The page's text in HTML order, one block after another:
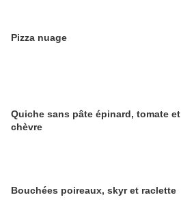
Pizza nuage
Quiche sans pâte épinard, tomate et
chèvre
Bouchées poireaux, skyr et raclette